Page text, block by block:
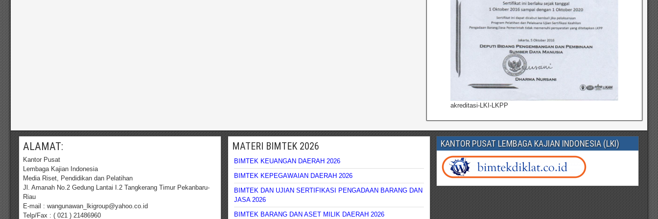
akreditasi-LKI-LKPP
ALAMAT:
Kantor Pusat
Lembaga Kajian Indonesia
Media Riset, Pendidikan dan Pelatihan
Jl. Amanah No.2 Gedung Lantai I.2 Tangkerang Timur Pekanbaru-
Riau
E-mail : wangunawan_lkigroup@yahoo.co.id
Telp/Fax : ( 021 ) 21486960
MATERI BIMTEK 2026
BIMTEK KEUANGAN DAERAH 2026
BIMTEK KEPEGAWAIAN DAERAH 2026
BIMTEK DAN UJIAN SERTIFIKASI PENGADAAN BARANG DAN
JASA 2026
BIMTEK BARANG DAN ASET MILIK DAERAH 2026
KANTOR PUSAT LEMBAGA KAJIAN INDONESIA (LKI)